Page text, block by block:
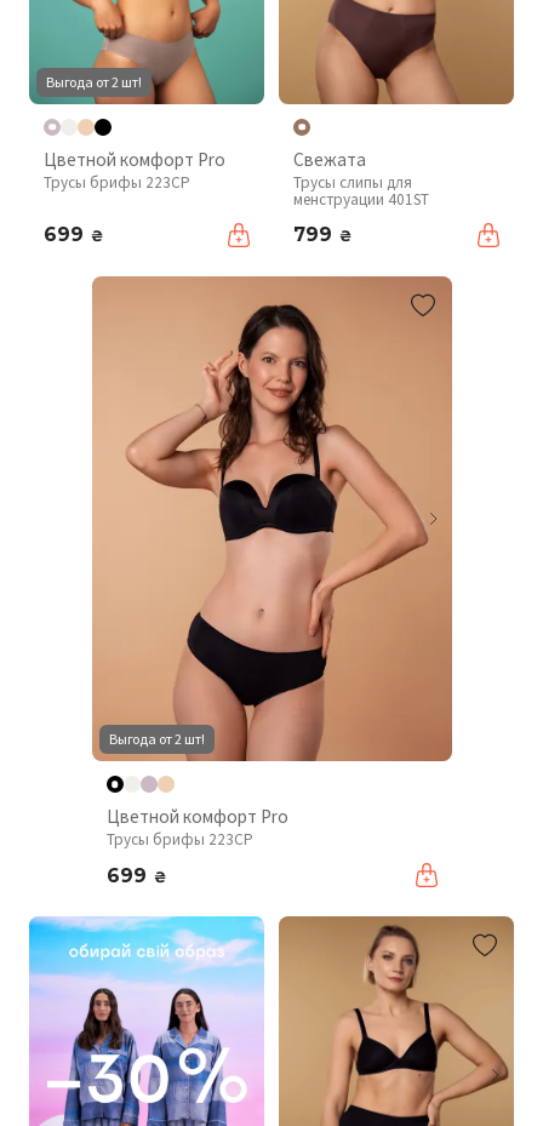
Выгода от 2 шт!
Цветной комфорт Pro
Трусы брифы 223CP
699 ₴
Свежата
Трусы слипы для
менструации 401ST
799 ₴
Выгода от 2 шт!
Цветной комфорт Pro
Трусы брифы 223CP
699 ₴